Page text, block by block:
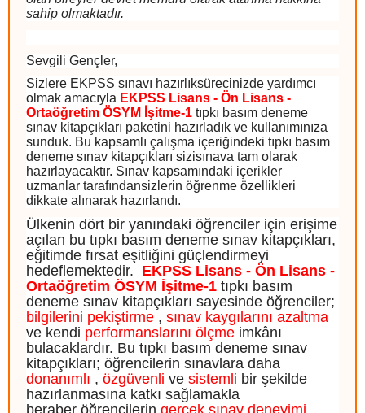
sahip olmaktadır.
Sevgili Gençler,
Sizlere EKPSS sınavı hazırlıksürecinizde yardımcı
olmak amacıyla EKPSS Lisans - Ön Lisans -
Ortaöğretim ÖSYM İşitme-1 tıpkı basım deneme
sınav kitapçıkları paketini hazırladık ve kullanımınıza
sunduk. Bu kapsamlı çalışma içeriğindeki tıpkı basım
deneme sınav kitapçıkları sizisınava tam olarak
hazırlayacaktır. Sınav kapsamındaki içerikler
uzmanlar tarafındansizlerin öğrenme özellikleri
dikkate alınarak hazırlandı.
Ülkenin dört bir yanındaki öğrenciler için erişime
açılan bu tıpkı basım deneme sınav kitapçıkları,
eğitimde fırsat eşitliğini güçlendirmeyi
hedeflemektedir. EKPSS Lisans - Ön Lisans -
Ortaöğretim ÖSYM İşitme-1 tıpkı basım
deneme sınav kitapçıkları sayesinde öğrenciler;
bilgilerini pekiştirme , sınav kaygılarını azaltma
ve kendi performanslarını ölçme imkânı
bulacaklardır. Bu tıpkı basım deneme sınav
kitapçıkları; öğrencilerin sınavlara daha
donanımlı , özgüvenli ve sistemli bir şekilde
hazırlanmasına katkı sağlamakla
beraber öğrencilerin gerçek sınav deneyimi